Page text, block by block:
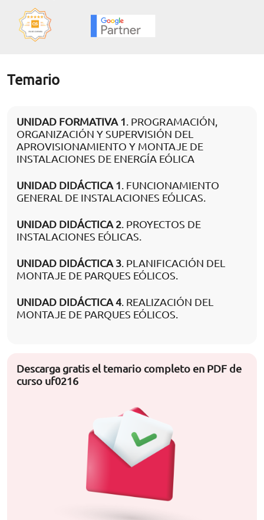
Temario
UNIDAD FORMATIVA 1. PROGRAMACIÓN,
ORGANIZACIÓN Y SUPERVISIÓN DEL
APROVISIONAMIENTO Y MONTAJE DE
INSTALACIONES DE ENERGÍA EÓLICA
UNIDAD DIDÁCTICA 1. FUNCIONAMIENTO
GENERAL DE INSTALACIONES EÓLICAS.
UNIDAD DIDÁCTICA 2. PROYECTOS DE
INSTALACIONES EÓLICAS.
UNIDAD DIDÁCTICA 3. PLANIFICACIÓN DEL
MONTAJE DE PARQUES EÓLICOS.
UNIDAD DIDÁCTICA 4. REALIZACIÓN DEL
MONTAJE DE PARQUES EÓLICOS.
Descarga gratis el temario completo en PDF de
curso uf0216